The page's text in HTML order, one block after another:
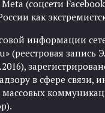
(соцсети
как
информации
(реестровая
в сфере связи,
массовых